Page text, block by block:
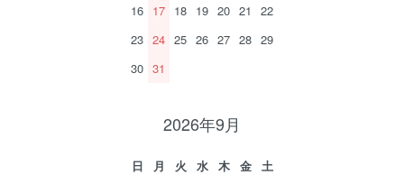
16 17 18 19 20 21
22
23 24 25 26 27 28 29
30 31
2026年9月
日 月 火 水 木 金
土